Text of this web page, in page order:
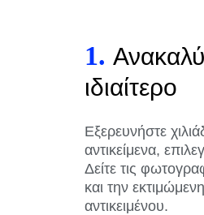
1.
ιδιαίτερο
Εξερευνήστε
αντικείμενα,
Δείτε τις
και την
αντικειμένου.